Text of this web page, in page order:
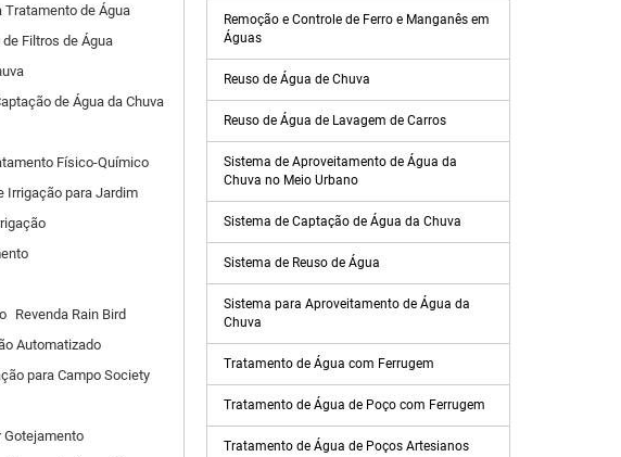
Tratamento de Água
Filtros de Água
de Água da Chuva
Físico-Químico
Irrigação para Jardim
Revenda Rain Bird
Automatizado
para Campo Society
Gotejamento
Remoção e Controle de Ferro e Manganês em
Águas
Reuso de Água de Chuva
Reuso de Água de Lavagem de Carros
Sistema de Aproveitamento de Água da
Chuva no Meio Urbano
Sistema de Captação de Água da Chuva
Sistema de Reuso de Água
Sistema para Aproveitamento de Água da
Chuva
Tratamento de Água com Ferrugem
Tratamento de Água de Poço com Ferrugem
Tratamento de Água de Poços Artesianos